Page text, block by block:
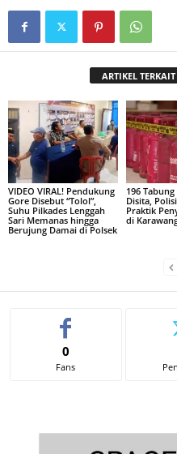
ARTIKEL TERKAIT
VIDEO VIRAL! Pendukung
Gore Disebut “Tolol”,
Suhu Pilkades Lenggah
Sari Memanas hingga
Berujung Damai di Polsek
196 Tabung
Disita,
Praktik
di
0
Fans